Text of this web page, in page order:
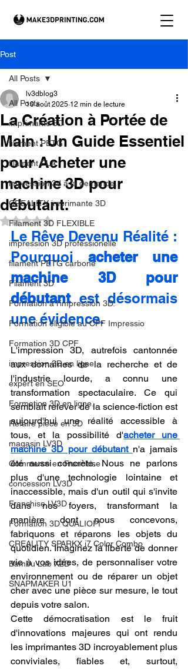
Post
All Posts
imprimante 3D
filament PETG
filament PLA
impression 3d à la demande.
CREALITY imprimante 3D
Filament 3D FLEXIBLE
impression 3D professionelle
filament PETG carbone
Filament 3D
Formation à l'impression 3D.
Formation éligible au CPF Impressio
Formation 3D CPF
impression 3D en ligne
expert en SEO
Formation 3D en ligne.
Refaire piece en 3D
magasin LV3D
Commerce en Franchise
concession LV3D
Franchise LV3D
Formation 3D QUALIOPI
CREALITY SPARKX i7 Color Combo
Bambu Lab X2D
SNAPMAKER U1
All Posts
La Création à Portée de
Main : Un Guide Essentiel
pour Acheter une
machine 3D pour
débutant.
lv3dblog3
10 août 2025 12 min de lecture
Noté NaN étoiles sur 5.
Le Rêve Devenu Réalité :
Pourquoi acheter une
machine 3D pour
débutant est désormais
une évidence.
L'impression 3D, autrefois cantonnée
aux domaines de la recherche et de
l'industrie lourde, a connu une
transformation spectaculaire. Ce qui
semblait relever de la science-fiction est
aujourd'hui une réalité accessible à
tous, et la possibilité d'acheter une
machine 3D pour débutant n'a jamais
été aussi concrète. Nous ne parlons
plus d'une technologie lointaine et
inaccessible, mais d'un outil qui s'invite
dans nos foyers, transformant la
manière dont nous concevons,
fabriquons et réparons les objets du
quotidien. Imaginez la liberté de donner
vie à vos idées, de personnaliser votre
environnement ou de réparer un objet
cher avec une pièce sur mesure, le tout
depuis votre salon.
Cette démocratisation est le fruit
d'innovations majeures qui ont rendu
les imprimantes 3D incroyablement plus
conviviales, fiables et, surtout,